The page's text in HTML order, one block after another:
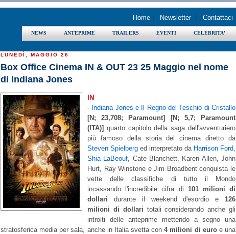
Home Newsletter Contattaci
NEWS ANTEPRIME TRAILERS EVENTI CELEBRITA'
LUNEDÌ, MAGGIO 26
Box Office Cinema IN & OUT 23 25 Maggio nel nome
di Indiana Jones
IN
- Indiana Jones e Il Regno del Teschio di Cristallo
[N; 23,708; Paramount] [N; 5,7; Paramount
(ITA)] quarto capitolo della saga dell'avventuriero
più famoso della storia del cinema diretto da
Steven Spielberg ed interpretato da Harrison Ford
Shia LaBeouf , Cate Blanchett, Karen Allen, John
Hurt, Ray Winstone e Jim Broadbent conquista le
vette delle classifiche di tutto il Mondo
incassando l'incredibile cifra di 101 milioni di
dollari durante il weekend d'esordio e 126
milioni di dollari totali considerando anche gli
introiti delle anteprime mettendo a segno una
stratosferica media per sala, anche in Italia svetta con4 milioni di euroe una